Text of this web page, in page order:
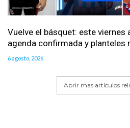
Vuelve el básquet: este viernes
agenda confirmada y planteles
6 agosto, 2026
Abrir mas artículos